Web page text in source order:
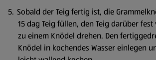
Sobald der Teig fertig ist, die
15 dag Teig füllen, den Teig darüber
zu einem Knödel drehen. Den
Knödel in kochendes Wasser einlegen